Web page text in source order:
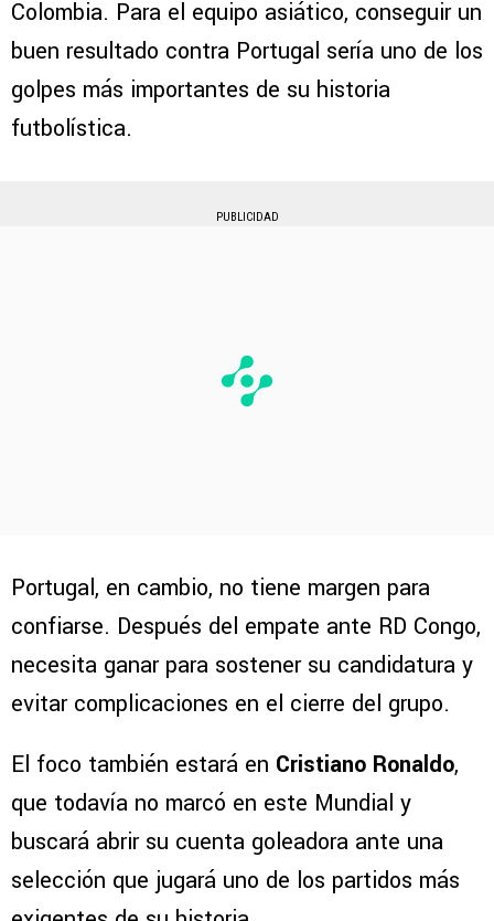
Colombia. Para el equipo asiático, conseguir un
buen resultado contra Portugal sería uno de los
golpes más importantes de su historia
futbolística.
PUBLICIDAD
Portugal, en cambio, no tiene margen para
confiarse. Después del empate ante RD Congo,
necesita ganar para sostener su candidatura y
evitar complicaciones en el cierre del grupo.
El foco también estará en Cristiano Ronaldo,
que todavía no marcó en este Mundial y
buscará abrir su cuenta goleadora ante una
selección que jugará uno de los partidos más